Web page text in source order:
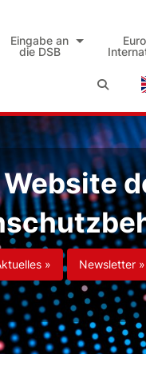
Eingabe an
die DSB
» Newsletter »